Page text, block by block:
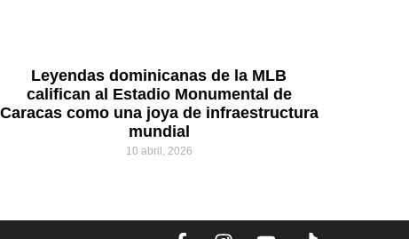
Leyendas dominicanas de la MLB
califican al Estadio Monumental de
Caracas como una joya de infraestructura
mundial
10 abril, 2026